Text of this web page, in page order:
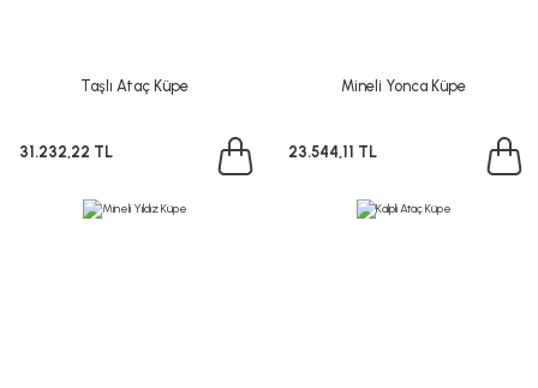
Taşlı Ataç Küpe
31.232,22 TL
Mineli Yonca Küpe
23.544,11 TL